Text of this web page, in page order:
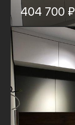
404 700 ₽